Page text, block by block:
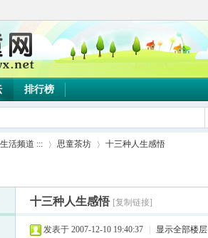
排行榜
活频道 :::
›
思童茶坊
›
十三种人生感悟
十三种人生感悟 [复制链接]
发表于 2007-12-10 19:40:37 显示全部楼层